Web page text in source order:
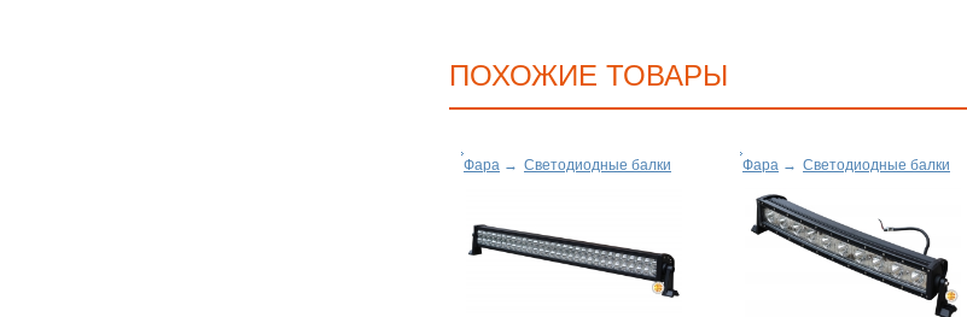
ПОХОЖИЕ ТОВАРЫ
Фара → Светодиодные балки Фара → Светодиодные балки